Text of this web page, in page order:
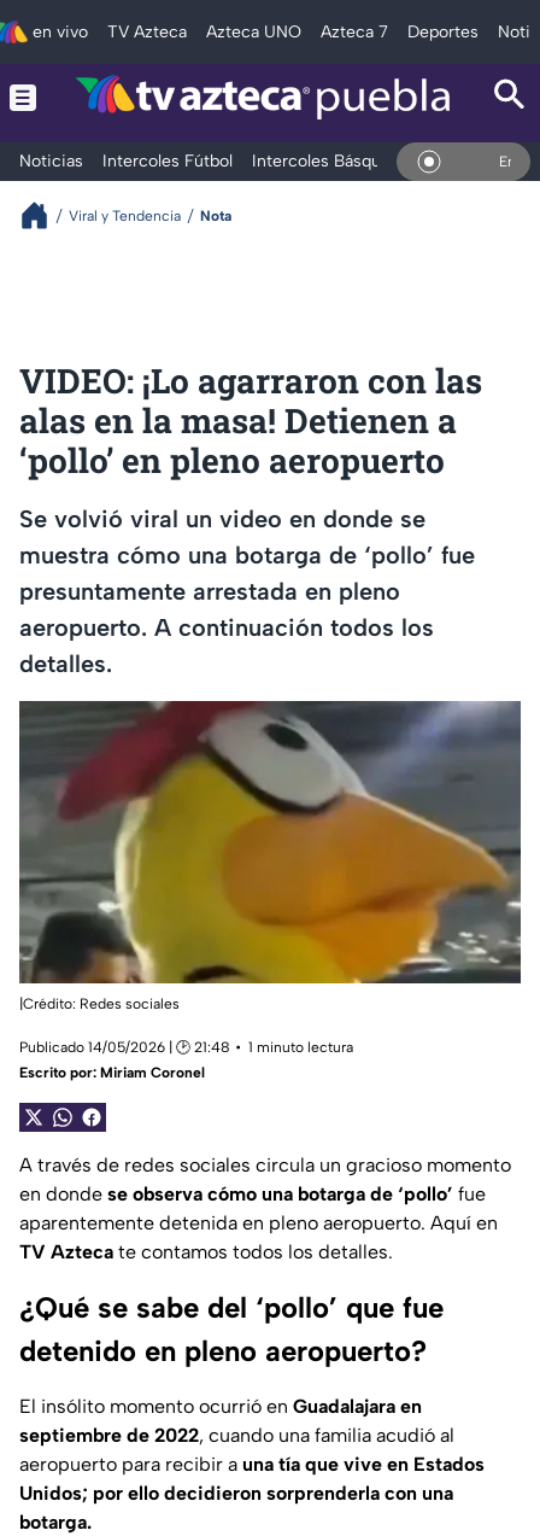
en vivo TV Azteca Azteca UNO Azteca 7 Deportes
Noticias Intercoles Fútbol Intercoles Básquetbol Deportes
En Vivo
Viral y Tendencia Nota
VIDEO: ¡Lo agarraron con las
alas en la masa! Detienen a
‘pollo’ en pleno aeropuerto
Se volvió viral un video en donde se
muestra cómo una botarga de ‘pollo’ fue
presuntamente arrestada en pleno
aeropuerto. A continuación todos los
detalles.
|Crédito: Redes sociales
Publicado 14/05/2026 | 🕑 21:48
1 minuto lectura
Escrito por: Miriam Coronel
A través de redes sociales circula un gracioso momento
en donde se observa cómo una botarga de ‘pollo’ fue
aparentemente detenida en pleno aeropuerto. Aquí en
TV Azteca te contamos todos los detalles.
¿Qué se sabe del ‘pollo’ que fue
detenido en pleno aeropuerto?
El insólito momento ocurrió en Guadalajara en
septiembre de 2022, cuando una familia acudió al
aeropuerto para recibir a una tía que vive en Estados
Unidos; por ello decidieron sorprenderla con una
botarga.